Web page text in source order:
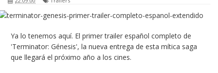
Ya lo tenemos aquí. El primer trailer español completo de
'Terminator: Génesis', la nueva entrega de esta mítica saga
que llegará el próximo año a los cines.